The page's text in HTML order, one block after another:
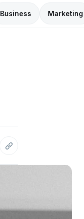
Business Marketing